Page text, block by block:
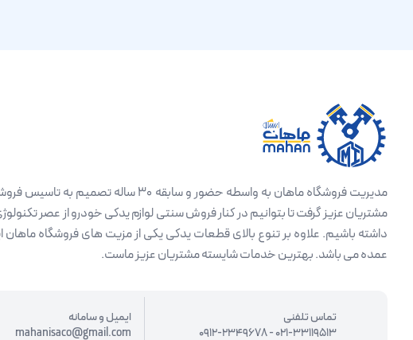
مدیریت فروشگاه ماهان به واسطه حضور و سابقه
مشتریان عزیز گرفت تا بتوانیم در کنار فروش سنتی لوازم یدکی خودرو از عصر
داشته باشیم. علاوه بر تنوع بالای قطعات یدکی یکی از مزیت های فروشگاه
عمده می باشد. بهترین خدمات شایسته مشتریان عزیز ماست.
تماس تلفنی
021-33119513
-
0912-2349678
ایمیل و سامانه
mahanisaco@gmail.com